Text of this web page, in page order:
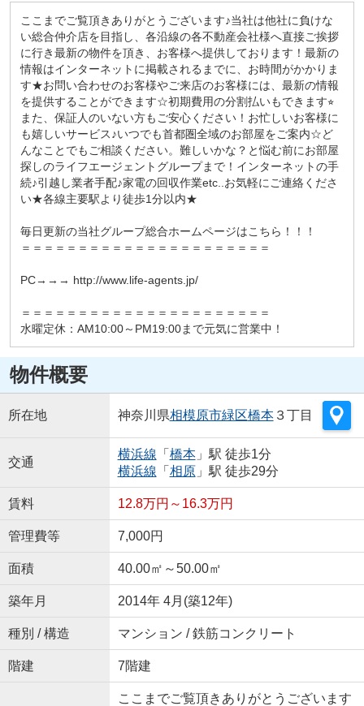
ここまでご覧頂きありがとうございます♪当社は他社に負けな
い総合仲介店を目指し、各沿線の各不動産会社様へ直接ご挨拶
に行き最新の物件を頂き、お客様へ提供しております！最新の
情報はインターネットに掲載されるまでに、お時間がかかりま
す★お問い合わせのお客様やご来店のお客様には、最新の情報
を提供することができます☆初期費用の分割払いもできます⭐︎
また、保証人のいない方もご安心ください！お忙しいお客様に
も嬉しいサービス♪いつでも首都圏全域のお部屋をご案内☆ど
んなことでもご相談ください。難しいかな？と悩む前にお部屋
探しのライフエージェントグループまで！インターネットの手
続♪引越し業者手配♪家電の回収作業etc..お気軽にご連絡くださ
い★各線主要駅より徒歩1分以内★
毎日更新の当社グループ総合ホームページはこちら！！！
＝＝＝＝＝＝＝＝＝＝＝＝＝＝＝＝＝＝＝＝＝＝
PC→→→ http://www.life-agents.jp/
＝＝＝＝＝＝＝＝＝＝＝＝＝＝＝＝＝＝＝＝＝＝
水曜定休：AM10:00～PM19:00まで元気に営業中！
物件概要
所在地 神奈川県相模原市緑区橋本３丁目
交通
横浜線 「 橋本」駅 徒歩1分
横浜線 「 相原」駅 徒歩29分
賃料 12.8万円～16.3万円
管理費等 7,000円
面積 40.00㎡～50.00㎡
築年月 2014年 4月(築12年)
種別 / 構造 マンション / 鉄筋コンクリート
階建 7階建
ここまでご覧頂きありがとうございます